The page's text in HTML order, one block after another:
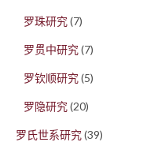
罗珠研究(7)
罗贯中研究(7)
罗钦顺研究(5)
罗隐研究(20)
罗氏世系研究(39)